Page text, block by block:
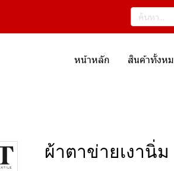
หน้าหลัก สินค้าทั้งห
ผ้าตาข่ายเงานิ่ม